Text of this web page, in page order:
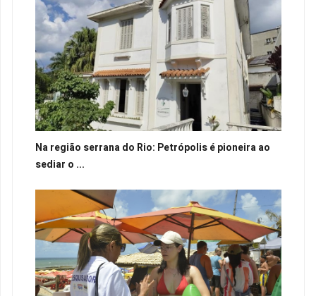
Na região serrana do Rio: Petrópolis é pioneira ao
sediar o ...